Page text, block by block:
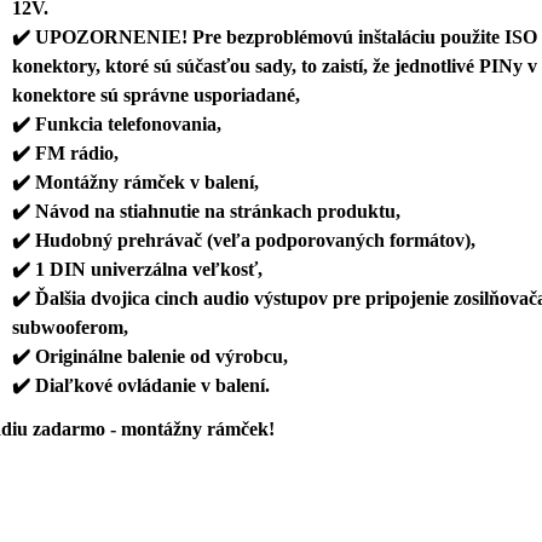
12V.
✔️ UPOZORNENIE! Pre bezproblémovú inštaláciu použite ISO
konektory, ktoré sú súčasťou sady, to zaistí, že jednotlivé PINy v
konektore sú správne usporiadané,
✔️ Funkcia telefonovania,
✔️ FM rádio,
✔️ Montážny rámček v balení,
✔️ Návod na stiahnutie na stránkach produktu,
✔️ Hudobný prehrávač (veľa podporovaných formátov),
✔️ 1 DIN univerzálna veľkosť,
✔️ Ďalšia dvojica cinch audio výstupov pre pripojenie
subwooferom,
✔️ Originálne balenie od výrobcu,
✔️ Diaľkové ovládanie v balení.
zadarmo - montážny rámček!